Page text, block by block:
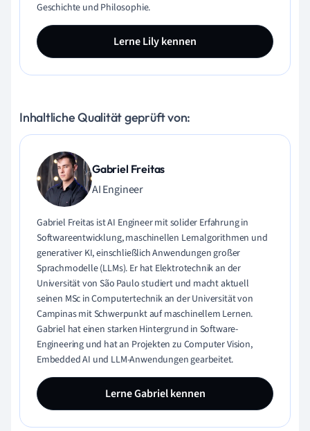
Geschichte und Philosophie.
Lerne Lily kennen
Inhaltliche Qualität geprüft von:
Gabriel Freitas
AI Engineer
Gabriel Freitas ist AI Engineer mit solider Erfahrung in
Softwareentwicklung, maschinellen Lernalgorithmen und
generativer KI, einschließlich Anwendungen großer
Sprachmodelle (LLMs). Er hat Elektrotechnik an der
Universität von São Paulo studiert und macht aktuell
seinen MSc in Computertechnik an der Universität von
Campinas mit Schwerpunkt auf maschinellem Lernen.
Gabriel hat einen starken Hintergrund in Software-
Engineering und hat an Projekten zu Computer Vision,
Embedded AI und LLM-Anwendungen gearbeitet.
Lerne Gabriel kennen